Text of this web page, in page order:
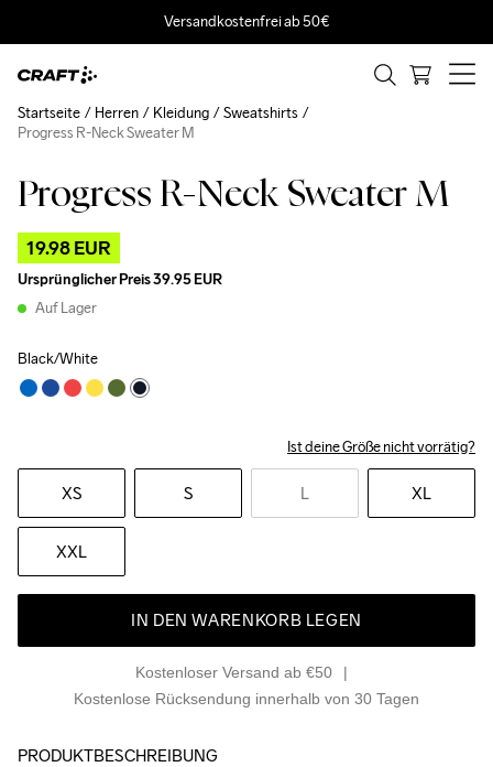
Versandkostenfrei ab 50€
Progress R-Neck Sweater M
19.98 EUR
Ursprünglicher Preis39.95 EUR
Auf Lager
Black/White
Ist deine Größe nicht vorrätig?
XS S L XL
XXL
IN DEN WARENKORB LEGEN
Kostenloser Versand ab €50
Kostenlose Rücksendung innerhalb von 30 Tagen
Startseite Herren Kleidung
Sweatshirts
Progress R-Neck Sweater M
Outlet
PRODUKTBESCHREIBUNG